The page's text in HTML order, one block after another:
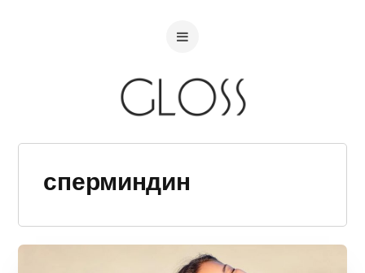
сперминдин